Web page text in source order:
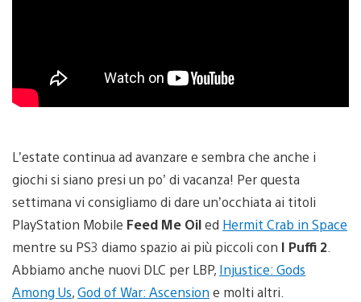
L’estate continua ad avanzare e sembra che anche i
giochi si siano presi un po’ di vacanza! Per questa
settimana vi consigliamo di dare un’occhiata ai titoli
PlayStation Mobile Feed Me Oiled Hermit Crab in Space
mentre su PS3 diamo spazio ai più piccoli con I Puffi 2
Abbiamo anche nuovi DLC per LBP, Injustice: Gods
Among Us,God of War: Ascension e molti altri.